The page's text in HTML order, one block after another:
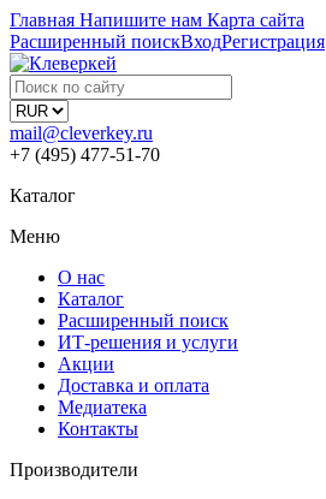
Главная Напишите нам Карта сайта
Расширенный поискВходРегистрация
mail@cleverkey.ru
+7 (495) 477-51-70
Каталог
Меню
О нас
Каталог
Расширенный поиск
ИТ-решения и услуги
Акции
Доставка и оплата
Медиатека
Контакты
Производители